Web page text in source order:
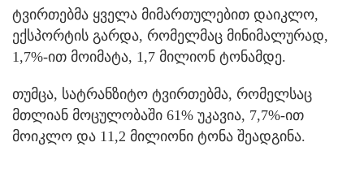
ტვირთებმა ყველა მიმართულებით დაიკლო,
ექსპორტის გარდა, რომელმაც მინიმალურად,
1,7%-ით მოიმატა, 1,7 მილიონ ტონამდე.
თუმცა, სატრანზიტო ტვირთებმა, რომელსაც
მთლიან მოცულობაში 61% უკავია, 7,7%-ით
მოიკლო და 11,2 მილიონი ტონა შეადგინა.